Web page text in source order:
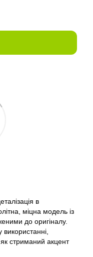
в
міцна модель із
до оригіналу.
стриманий акцент